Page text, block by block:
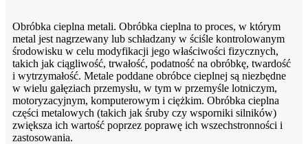
Obróbka cieplna metali. Obróbka cieplna to proces, w którym
metal jest nagrzewany lub schładzany w ściśle kontrolowanym
środowisku w celu modyfikacji jego właściwości fizycznych,
takich jak ciągliwość, trwałość, podatność na obróbkę, twardość
i wytrzymałość. Metale poddane obróbce cieplnej są niezbędne
w wielu gałęziach przemysłu, w tym w przemyśle lotniczym,
motoryzacyjnym, komputerowym i ciężkim. Obróbka cieplna
części metalowych (takich jak śruby czy wsporniki silników)
zwiększa ich wartość poprzez poprawę ich wszechstronności i
zastosowania.